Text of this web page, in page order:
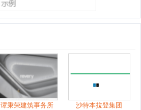
谭秉荣建筑事务所 沙特本拉登集团